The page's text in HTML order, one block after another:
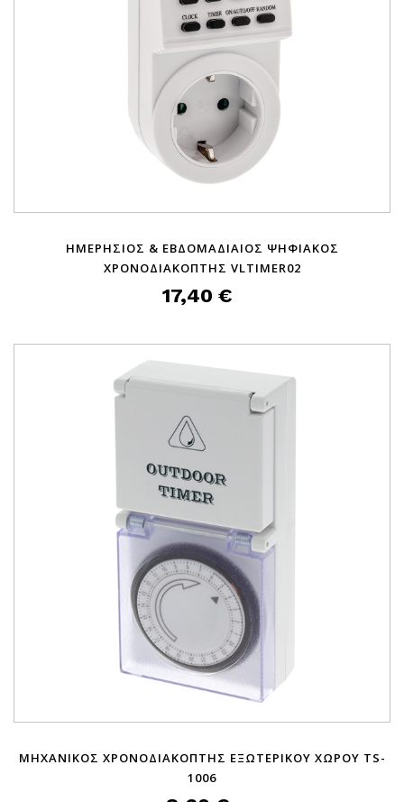
ΗΜΕΡΗΣΙΟΣ & ΕΒΔΟΜΑΔΙΑΙΟΣ ΨΗΦΙΑΚΟΣ
ΧΡΟΝΟΔΙΑΚΟΠΤΗΣ VLTIMER02
17,40 €
ΜΗΧΑΝΙΚΟΣ ΧΡΟΝΟΔΙΑΚΟΠΤΗΣ ΕΞΩΤΕΡΙΚΟΥ ΧΩΡΟΥ TS-
1006